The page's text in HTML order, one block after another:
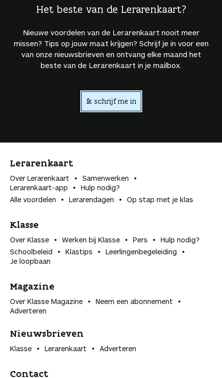
Het beste van de Lerarenkaart?
Nieuwe voordelen van de Lerarenkaart nooit meer
missen? Tips op jouw maat krijgen? Schrijf je in voor een
van onze nieuwsbrieven en ontvang elke maand het
beste van de Lerarenkaart in je mailbox.
Ik schrijf me in
Lerarenkaart
Over Lerarenkaart
Samenwerken
Lerarenkaart-app
Hulp nodig?
Alle voordelen
Lerarendagen Op stap met je klas
Klasse
Over Klasse Werken bij Klasse Pers
Hulp nodig?
Schoolbeleid
Klastips
Leerlingen­begeleiding
Je loopbaan
Magazine
Over Klasse Magazine
Neem een abonnement
Adverteren
Nieuwsbrieven
Klasse Lerarenkaart Adverteren
Contact